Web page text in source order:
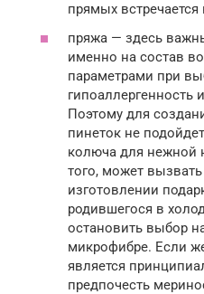
прямых встречается
пряжа — здесь
именно на состав
параметрами при
гипоаллергенность
Поэтому для
пинеток не
колюча для нежной
того, может
изготовлении
родившегося в
остановить выбор
микрофибре. Если
является
предпочесть